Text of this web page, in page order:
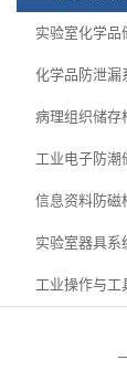
实验室化学品
化学品防泄漏
病理组织储存
工业电子防潮
信息资料防磁
实验室器具系
工业操作与工